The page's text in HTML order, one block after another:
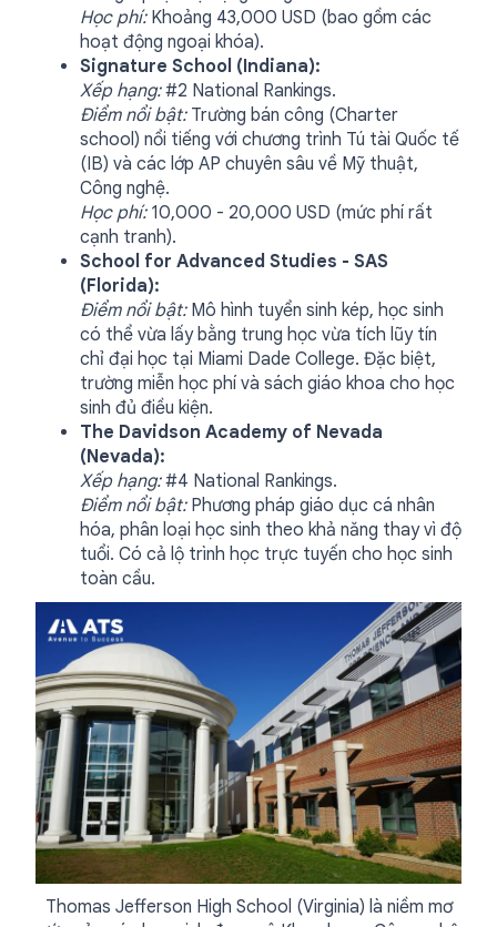
Học phí:Khoảng 43,000 USD (bao gồm các
hoạt động ngoại khóa).
Signature School (Indiana):
Xếp hạng:#2 National Rankings.
Điểm nổi bật:Trường bán công (Charter
school) nổi tiếng với chương trình Tú tài Quốc tế
(IB) và các lớp AP chuyên sâu về Mỹ thuật,
Công nghệ.
Học phí:10,000 - 20,000 USD (mức phí rất
cạnh tranh).
School for Advanced Studies - SAS
(Florida):
Điểm nổi bật:Mô hình tuyển sinh kép, học sinh
có thể vừa lấy bằng trung học vừa tích lũy tín
chỉ đại học tại Miami Dade College. Đặc biệt,
trường miễn học phí và sách giáo khoa cho học
sinh đủ điều kiện.
The Davidson Academy of Nevada
(Nevada):
Xếp hạng:#4 National Rankings.
Điểm nổi bật:Phương pháp giáo dục cá nhân
hóa, phân loại học sinh theo khả năng thay vì độ
tuổi. Có cả lộ trình học trực tuyến cho học sinh
toàn cầu.
Thomas Jefferson High School (Virginia) là niềm mơ